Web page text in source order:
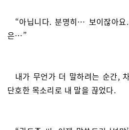
“아닙니다. 분명히… 보이잖아
은…”
내가 무언가 더 말하려는 순간,
단호한 목소리로 내 말을 끊었다.